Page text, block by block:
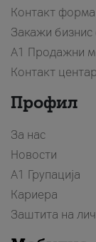
Контакт форма
Закажи бизнис
A1 Продажни
Контакт центар
Профил
За нас
Новости
А1 Групација
Кариера
Заштита на